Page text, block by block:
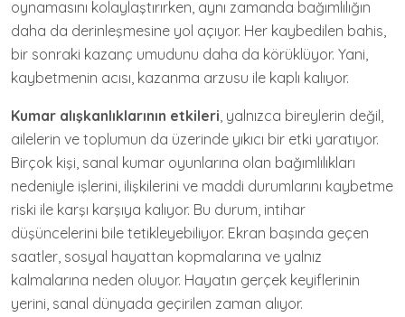
oynamasını kolaylaştırırken, aynı zamanda bağımlılığın
daha da derinleşmesine yol açıyor. Her kaybedilen bahis,
bir sonraki kazanç umudunu daha da körüklüyor. Yani,
kaybetmenin acısı, kazanma arzusu ile kaplı kalıyor.
Kumar alışkanlıklarının etkileri, yalnızca bireylerin değil,
ailelerin ve toplumun da üzerinde yıkıcı bir etki yaratıyor.
Birçok kişi, sanal kumar oyunlarına olan bağımlılıkları
nedeniyle işlerini, ilişkilerini ve maddi durumlarını kaybetme
riski ile karşı karşıya kalıyor. Bu durum, intihar
düşüncelerini bile tetikleyebiliyor. Ekran başında geçen
saatler, sosyal hayattan kopmalarına ve yalnız
kalmalarına neden oluyor. Hayatın gerçek keyiflerinin
yerini, sanal dünyada geçirilen zaman alıyor.